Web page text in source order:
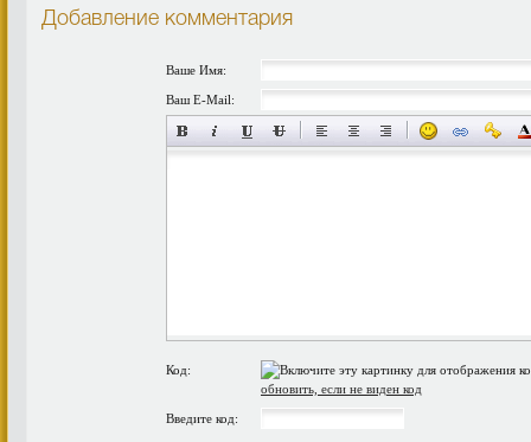
Добавление комментария
Ваше Имя:
Ваш E-Mail:
Код:
обновить, если не виден код
Введите код: